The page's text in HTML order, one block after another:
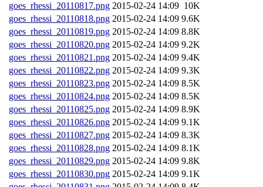
goes_rhessi_20110817.png 2015-02-24 14:09 10K
goes_rhessi_20110818.png 2015-02-24 14:09 9.6K
goes_rhessi_20110819.png 2015-02-24 14:09 8.8K
goes_rhessi_20110820.png 2015-02-24 14:09 9.2K
goes_rhessi_20110821.png 2015-02-24 14:09 9.4K
goes_rhessi_20110822.png 2015-02-24 14:09 9.3K
goes_rhessi_20110823.png 2015-02-24 14:09 8.5K
goes_rhessi_20110824.png 2015-02-24 14:09 8.5K
goes_rhessi_20110825.png 2015-02-24 14:09 8.9K
goes_rhessi_20110826.png 2015-02-24 14:09 9.1K
goes_rhessi_20110827.png 2015-02-24 14:09 8.3K
goes_rhessi_20110828.png 2015-02-24 14:09 8.1K
goes_rhessi_20110829.png 2015-02-24 14:09 9.8K
goes_rhessi_20110830.png 2015-02-24 14:09 9.1K